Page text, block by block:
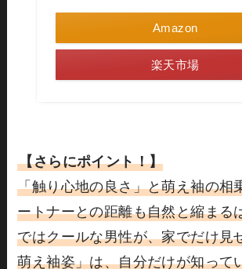
Amazon
楽天市場
【さらにポイント！】
「触り心地の良さ」と萌え袖の相
ートナーとの距離も自然と縮まる
ではクールな男性が、家でだけ見
萌え袖姿」は、自分だけが知って